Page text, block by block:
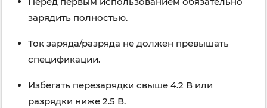
зарядить полностью.
Ток заряда/разряда не должен превышать
спецификации.
Избегать перезарядки свыше 4.2 В или
разрядки ниже 2.5 В.